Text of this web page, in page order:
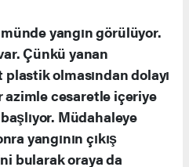
yangın görülüyor.
Çünkü yanan
olmasından dolayı
cesaretle içeriye
Müdahaleye
yangının çıkış
bularak oraya da